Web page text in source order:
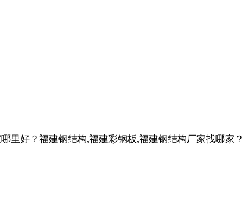
里好？福建钢结构,福建彩钢板,福建钢结构厂家找哪家？